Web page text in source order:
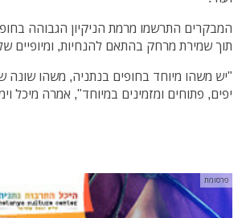
המבקרים התרשמו מרמת הניקיון הגבוהה
תוך שמירת מרחק בהתאם להנחיות, ומיופיים
"יש משהו מיוחד בחופים בנתניה, משהו שונה
יפים, פתוחים ומזמינים במיוחד", אמרה מיכל
פרסומת